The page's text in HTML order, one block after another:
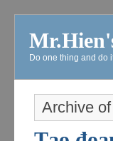
Do one thing and do it
Archive